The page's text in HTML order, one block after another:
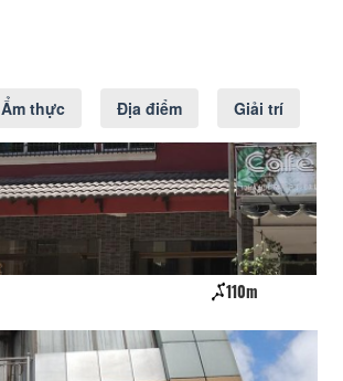
Ẩm thực Địa điểm Giải trí
110m